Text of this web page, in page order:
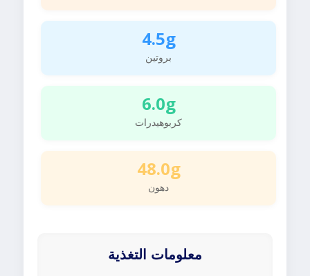
4.5g
بروتين
6.0g
كربوهيدرات
48.0g
دهون
معلومات التغذية